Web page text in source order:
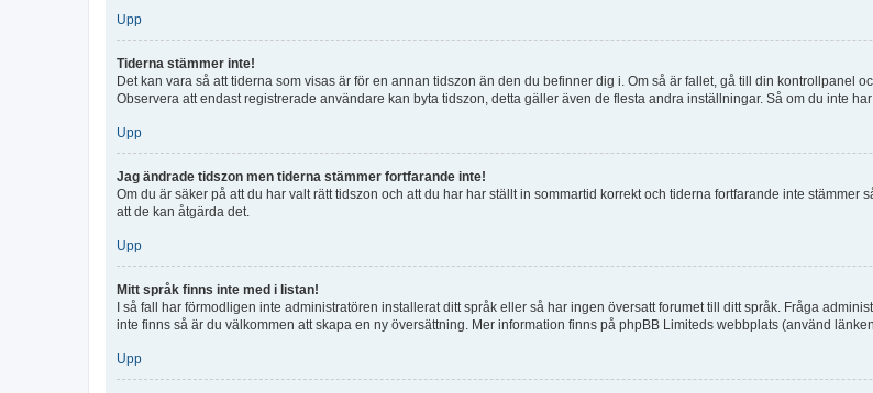
Upp
Tiderna stämmer inte!
Det kan vara så att tiderna som visas är för en annan tidszon än den du befinner dig i. Om så är fallet, gå till din kontrollpanel
Observera att endast registrerade användare kan byta tidszon, detta gäller även de flesta andra inställningar. Så om du inte
Upp
Jag ändrade tidszon men tiderna stämmer fortfarande inte!
Om du är säker på att du har valt rätt tidszon och att du har har ställt in sommartid korrekt och tiderna fortfarande inte
att de kan åtgärda det.
Upp
Mitt språk finns inte med i listan!
I så fall har förmodligen inte administratören installerat ditt språk eller så har ingen översatt forumet till ditt språk. Fråga
inte finns så är du välkommen att skapa en ny översättning. Mer information finns på phpBB Limiteds webbplats (använd
Upp